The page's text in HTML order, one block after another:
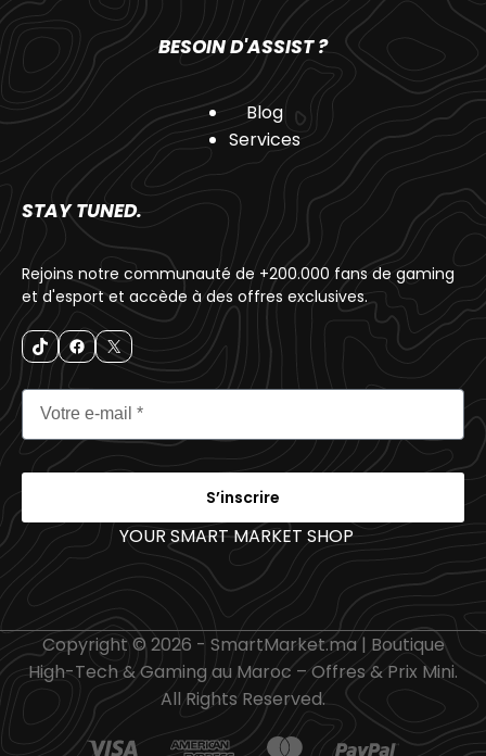
BESOIN D'ASSIST ?
Blog
Services
STAY TUNED.
Rejoins notre communauté de +200.000 fans de gaming
et d'esport et accède à des offres exclusives.
S’inscrire
YOUR SMART MARKET SHOP _
Copyright © 2026 - SmartMarket.ma | Boutique
High-Tech & Gaming au Maroc – Offres & Prix Mini.
All Rights Reserved.